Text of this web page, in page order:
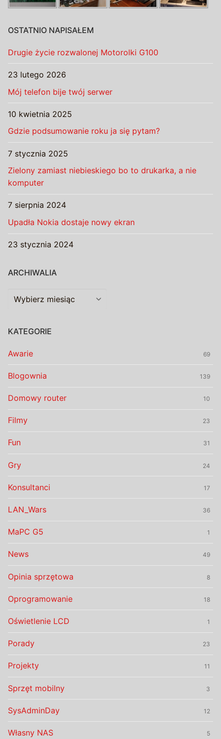
OSTATNIO NAPISAŁEM
Drugie życie rozwalonej Motorolki G100
23 lutego 2026
Mój telefon bije twój serwer
10 kwietnia 2025
Gdzie podsumowanie roku ja się pytam?
7 stycznia 2025
Zielony zamiast niebieskiego bo to drukarka, a nie
komputer
7 sierpnia 2024
Upadła Nokia dostaje nowy ekran
23 stycznia 2024
ARCHIWALIA
Archiwalia
KATEGORIE
Awarie 69
Blogownia 139
Domowy router 10
Filmy 23
Fun 31
Gry 24
Konsultanci 17
LAN_Wars 36
MaPC G5 1
News 49
Opinia sprzętowa 8
Oprogramowanie 18
Oświetlenie LCD 1
Porady 23
Projekty 11
Sprzęt mobilny 3
SysAdminDay 12
Własny NAS 5